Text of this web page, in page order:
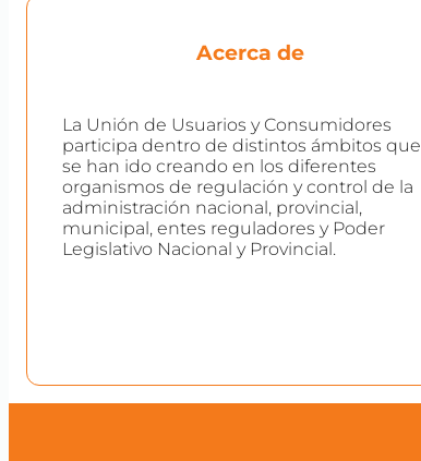
Acerca de
La Unión de Usuarios y Consumidores
participa dentro de distintos ámbitos que
se han ido creando en los diferentes
organismos de regulación y control de la
administración nacional, provincial,
municipal, entes reguladores y Poder
Legislativo Nacional y Provincial.